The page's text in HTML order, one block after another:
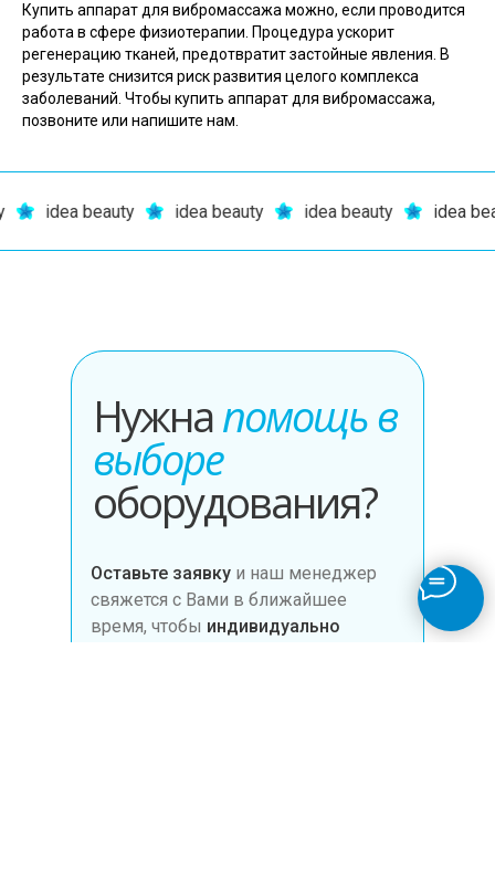
Купить аппарат для вибромассажа можно, если проводится
работа в сфере физиотерапии. Процедура ускорит
регенерацию тканей, предотвратит застойные явления. В
результате снизится риск развития целого комплекса
заболеваний. Чтобы купить аппарат для вибромассажа,
позвоните или напишите нам.
idea beauty idea beauty idea beauty idea
Нужнапомощь в
выборе
оборудования?
Оставьте заявку и наш менеджер
свяжется с Вами в ближайшее
время, чтобы индивидуально